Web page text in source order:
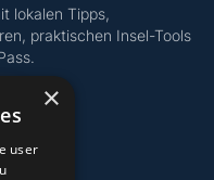
lokalen Tipps,
praktischen Insel-Tools
×
user